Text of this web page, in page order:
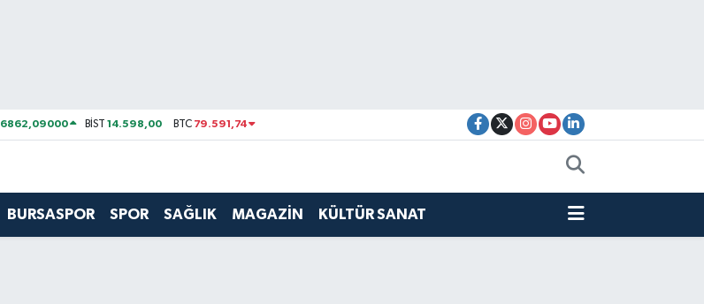
6862,09000 BİST14.598,00 BTC 79.591,74
BURSASPOR SPOR SAĞLIK MAGAZİN KÜLTÜR SANAT